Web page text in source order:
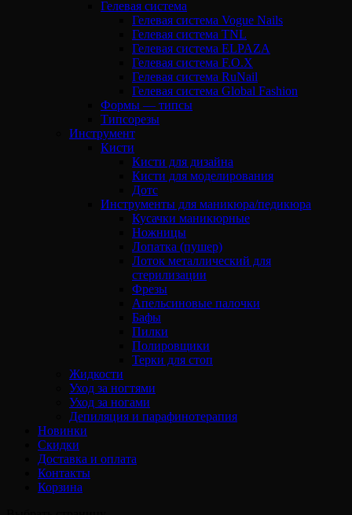
Гелевая система
Гелевая система Vogue Nails
Гелевая система TNL
Гелевая система ELPAZA
Гелевая система F.O.X
Гелевая система RuNail
Гелевая система Global Fashion
Формы — типсы
Типсорезы
Инструмент
Кисти
Кисти для дизайна
Кисти для моделирования
Дотс
Инструменты для маникюра/педикюра
Кусачки маникюрные
Ножницы
Лопатка (пушер)
Лоток металлический для
стерилизации
Фрезы
Апельсиновые палочки
Бафы
Пилки
Полировщики
Терки для стоп
Жидкости
Уход за ногтями
Уход за ногами
Депиляция и парафинотерапия
Новинки
Скидки
Доставка и оплата
Контакты
Корзина